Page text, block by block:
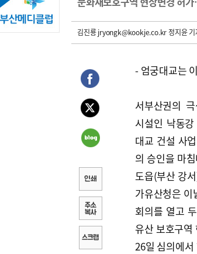
김진룡 jryongk@kookje.co.kr 정지윤 기
- 엄궁대교는
서부산권의
시설인 낙동
대교 건설 사
의 승인을 마
도읍(부산 강
가유산청은 이
회의를 열고
유산 보호구역
26일 심의에